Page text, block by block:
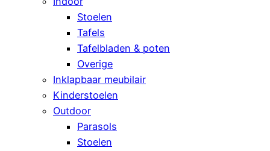
Stoelen
Tafels
Tafelbladen & poten
Overige
Inklapbaar meubilair
Kinderstoelen
Outdoor
Parasols
Stoelen